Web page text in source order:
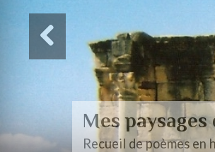
Des
Mon mémoire de